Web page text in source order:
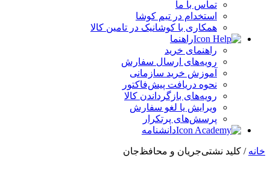
تماس با ما
استخدام در تیم کوشا
همکاری با کوشانیک در تامین کالا
راهنما
راهنمای خرید
رویه‌های ارسال سفارش
آموزش خرید سازمانی
نحوه دریافت پیش‌فاکتور
رویه‌های بازگرداندن کالا
ویرایش یا لغو سفارش
پرسش‌های پرتکرار
دانشنامه
خانه / کلید نشتی‌جریان و محافظ‌جان